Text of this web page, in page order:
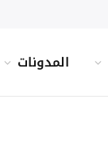
المدونات